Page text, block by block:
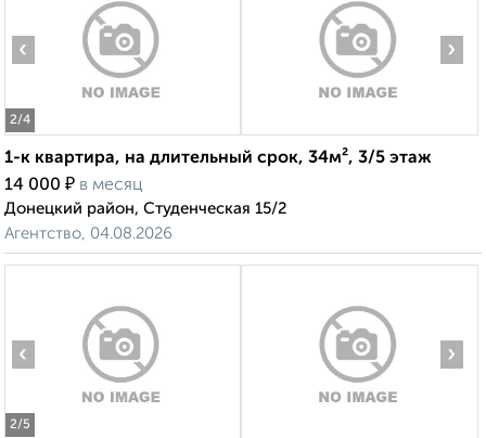
2/4
‹ ›
1-к квартира, на длительный срок, 34м², 3/5 этаж
14 000 ₽ в месяц
Донецкий район, Студенческая 15/2
Агентство, 04.08.2026
2/5
‹ ›